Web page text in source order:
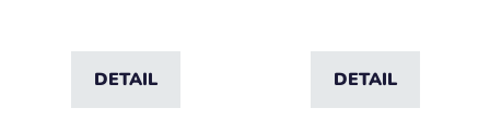
DETAIL DETAIL